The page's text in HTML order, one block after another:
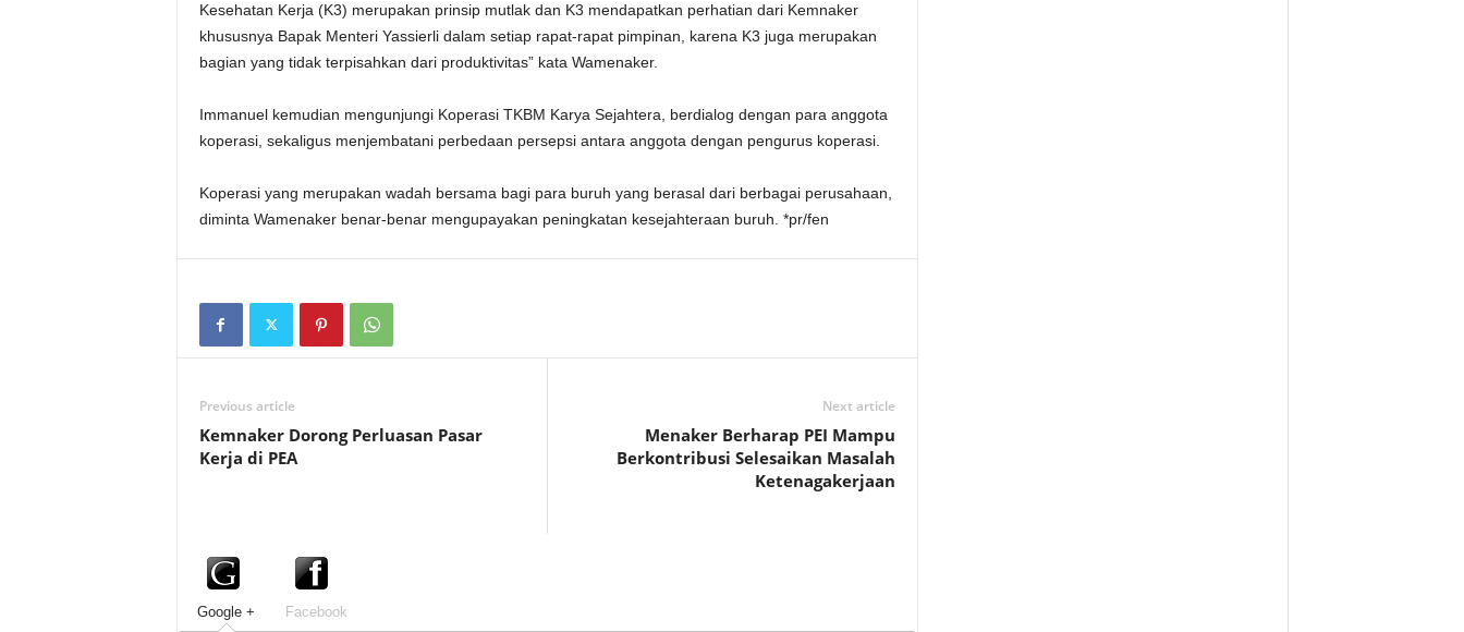
Kesehatan Kerja (K3) merupakan prinsip mutlak dan K3 mendapatkan perhatian dari Kemnaker
khususnya Bapak Menteri Yassierli dalam setiap rapat-rapat pimpinan, karena K3 juga merupakan
bagian yang tidak terpisahkan dari produktivitas” kata Wamenaker.
Immanuel kemudian mengunjungi Koperasi TKBM Karya Sejahtera, berdialog dengan para anggota
koperasi, sekaligus menjembatani perbedaan persepsi antara anggota dengan pengurus koperasi.
Koperasi yang merupakan wadah bersama bagi para buruh yang berasal dari berbagai perusahaan,
diminta Wamenaker benar-benar mengupayakan peningkatan kesejahteraan buruh. *pr/fen
Previous article
Kemnaker Dorong Perluasan Pasar
Kerja di PEA
Next article
Menaker Berharap PEI Mampu
Berkontribusi Selesaikan Masalah
Ketenagakerjaan
Google + Facebook